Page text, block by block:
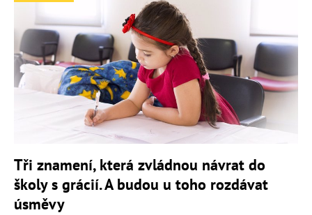
Tři znamení, která zvládnou návrat do
školy s grácií. A budou u toho rozdávat
úsměvy